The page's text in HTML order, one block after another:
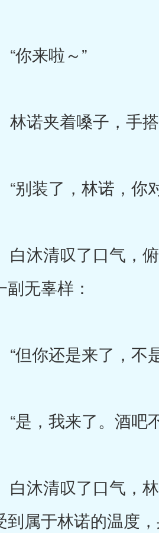
“你来啦～”
林诺夹着嗓子，手搭
“别装了，林诺，你
白沐清叹了口气，
副无辜样：
“但你还是来了，不
“是，我来了。酒吧
白沐清叹了口气，
到属于林诺的温度